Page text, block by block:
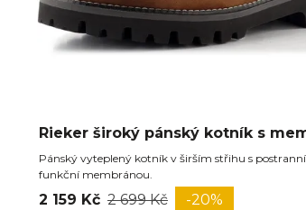
Rieker široký pánský kotník s
Pánský vyteplený kotník v širším střihu s
funkční membránou.
2 159 Kč 2 699 Kč -20%